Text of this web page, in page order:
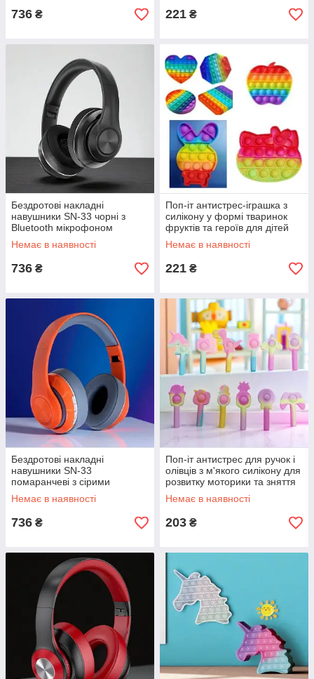
736 ₴ 221 ₴
Бездротові накладні
навушники SN-33 чорні з
Bluetooth мікрофоном
м'якими амбушурами
регульованим оголів'ям
Немає в наявності
736 ₴
Поп-іт антистрес-іграшка з
силікону у формі тваринок
фруктів та героїв для дітей
від 3 років яскраві кольори
Немає в наявності
221 ₴
Бездротові накладні
навушники SN-33
помаранчеві з сірими
акцентами з Bluetooth і
вбудованим мікрофоном для
Немає в наявності
736 ₴
Поп-іт антистрес для ручок і
олівців з м'якого силікону для
розвитку моторики та зняття
напруги
Немає в наявності
203 ₴